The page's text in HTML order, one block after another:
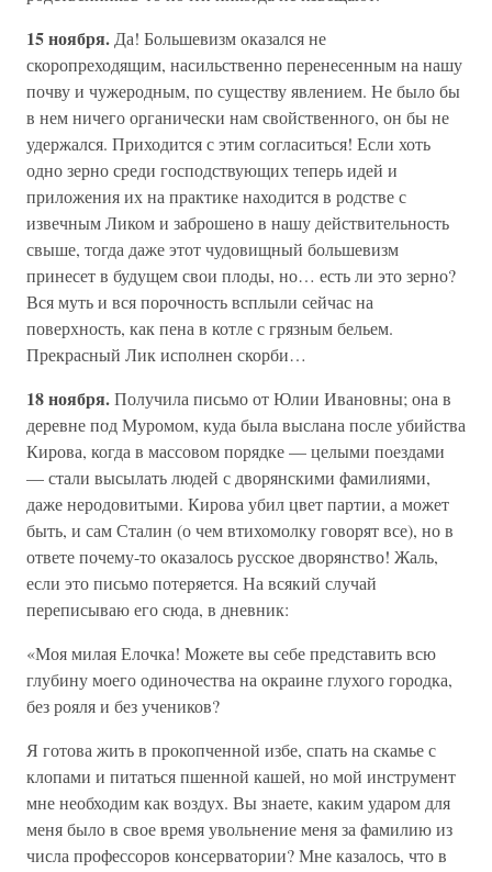
15 ноября. Да! Большевизм оказался не
скоропреходящим, насильственно перенесенным на нашу
почву и чужеродным, по существу явлением. Не было бы
в нем ничего органически нам свойственного, он бы не
удержался. Приходится с этим согласиться! Если хоть
одно зерно среди господствующих теперь идей и
приложения их на практике находится в родстве с
извечным Ликом и заброшено в нашу действительность
свыше, тогда даже этот чудовищный большевизм
принесет в будущем свои плоды, но… есть ли это зерно?
Вся муть и вся порочность всплыли сейчас на
поверхность, как пена в котле с грязным бельем.
Прекрасный Лик исполнен скорби…
18 ноября.Получила письмо от Юлии Ивановны; она в
деревне под Муромом, куда была выслана после убийства
Кирова, когда в массовом порядке — целыми поездами
— стали высылать людей с дворянскими фамилиями,
даже неродовитыми. Кирова убил цвет партии, а может
быть, и сам Сталин (о чем втихомолку говорят все), но в
ответе почему-то оказалось русское дворянство! Жаль,
если это письмо потеряется. На всякий случай
переписываю его сюда, в дневник:
«Моя милая Елочка! Можете вы себе представить всю
глубину моего одиночества на окраине глухого городка,
без рояля и без учеников?
Я готова жить в прокопченной избе, спать на скамье с
клопами и питаться пшенной кашей, но мой инструмент
мне необходим как воздух. Вы знаете, каким ударом для
меня было в свое время увольнение меня за фамилию из
числа профессоров консерватории? Мне казалось, что в